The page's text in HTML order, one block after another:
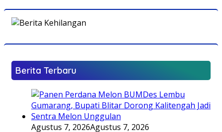
Berita Terbaru
Agustus 7, 2026Agustus 7, 2026